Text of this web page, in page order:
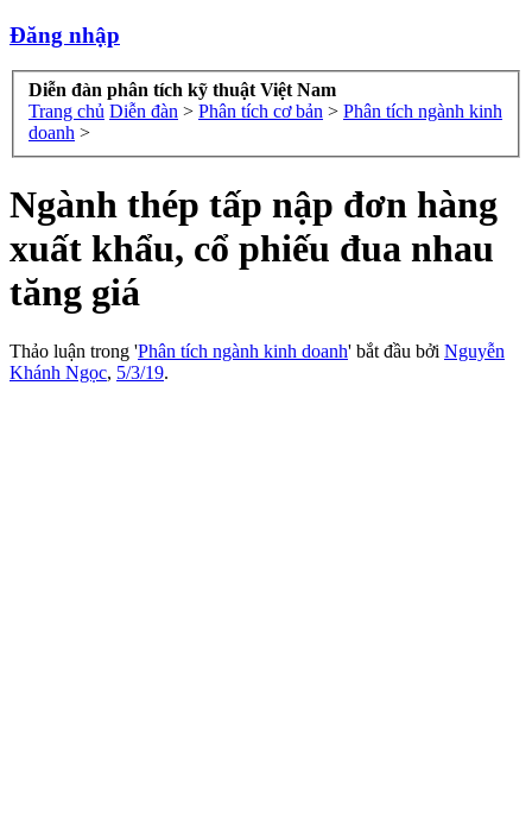
Đăng nhập
Diễn đàn phân tích kỹ thuật Việt Nam
Trang chủ Diễn đàn > Phân tích cơ bản > Phân tích ngành kinh
doanh >
Ngành thép tấp nập đơn hàng
xuất khẩu, cổ phiếu đua nhau
tăng giá
Thảo luận trong 'Phân tích ngành kinh doanh' bắt đầu bởi Nguyễn
Khánh Ngọc, 5/3/19.